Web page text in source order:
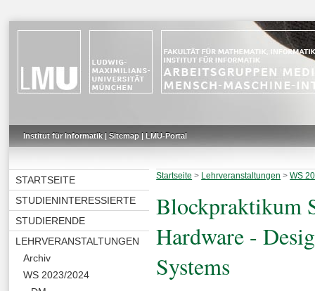
Institut für Informatik| Sitemap| LMU-Portal
STARTSEITE
STUDIENINTERESSIERTE
STUDIERENDE
LEHRVERANSTALTUNGEN
Archiv
WS 2023/2024
Startseite > Lehrveranstaltungen >WS
Blockpraktikum
Hardware -
Systems